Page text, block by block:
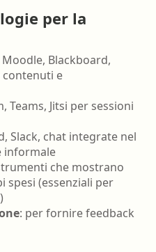
per la
Blackboard,
contenuti e
Teams, Jitsi per sessioni
Slack, chat integrate nel
informale
che mostrano
spesi (essenziali per
: per fornire feedback